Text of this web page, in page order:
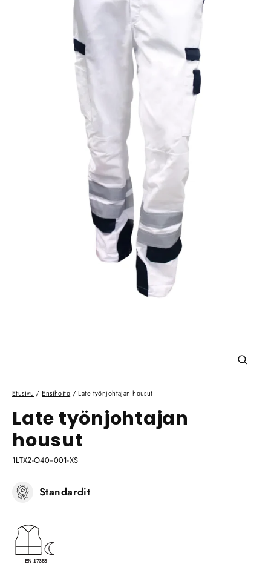
Etusivu / Ensihoito /Late työnjohtajan housut
Late työnjohtajan
housut
1LTX2-O40--001-XS
Standardit